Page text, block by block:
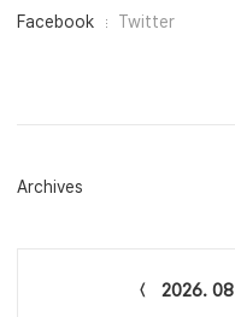
페
그
Facebook Twitter
Archives
2026. 08